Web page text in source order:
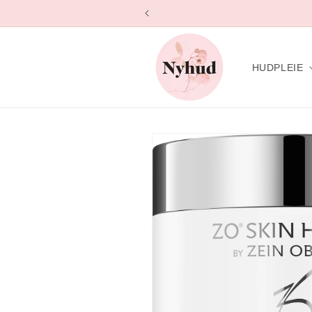
innholdet
HUDPLEIE
Hopp til